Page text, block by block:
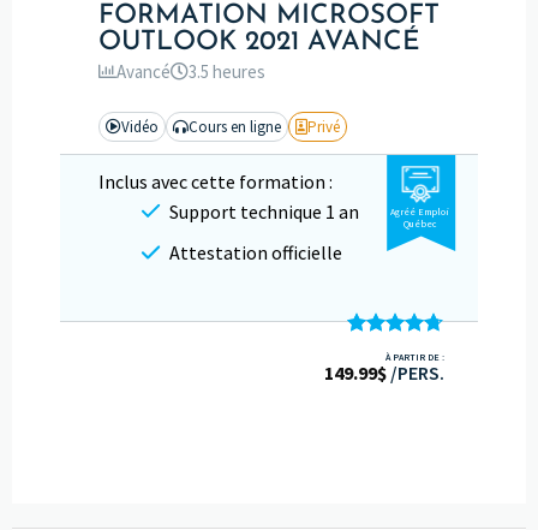
FORMATION MICROSOFT
OUTLOOK 2021 AVANCÉ
Avancé 3.5 heures
Vidéo Cours en ligne Privé
Inclus avec cette formation :
Support technique 1 an
Attestation officielle
Agréé Emploi
Québec
Note4.67
sur 5
À PARTIR DE :
149.99$ /PERS.